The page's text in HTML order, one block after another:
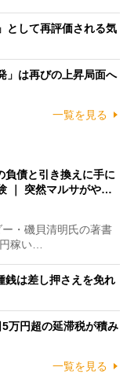
として再評価される気
」は再びの上昇局面へ
一覧を見る
負債と引き換えに手に
｜ 突然マルサがや…
・磯貝清明氏の著書
稼い…
銭は差し押さえを免れ
万円超の延滞税が積み
一覧を見る